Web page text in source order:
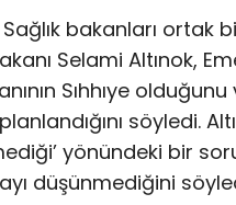
bakanları
Selami Altınok,
Sıhhıye
söyledi.
yönündeki bir
düşünmediğini